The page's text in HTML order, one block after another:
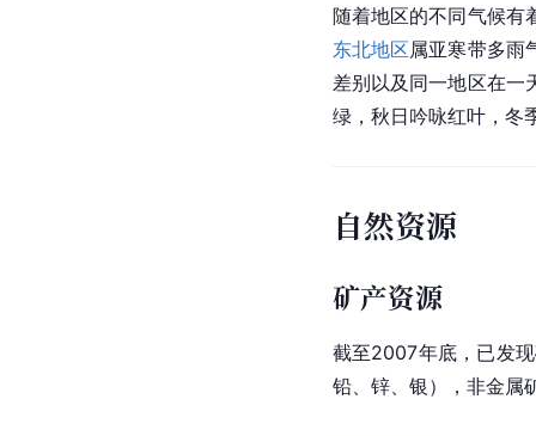
随着地区的不同气候有
东北地区属亚寒带多雨
差别以及同一地区在一
绿，秋日吟咏红叶，冬
自然资源
矿产资源
截至2007年底，已发
铅、锌、银），非金属